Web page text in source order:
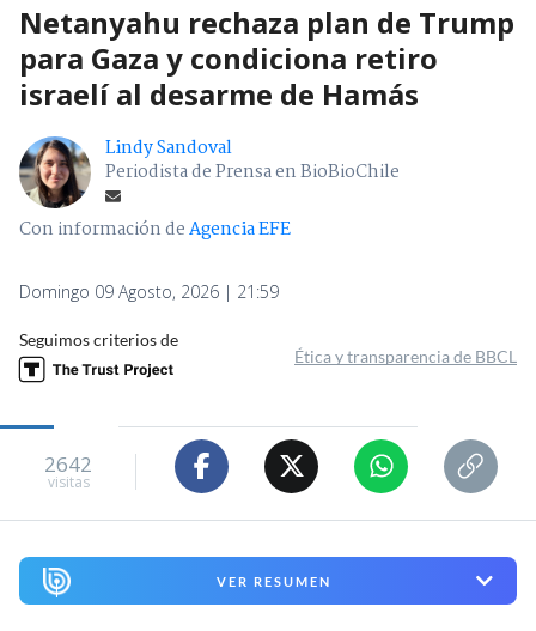
Netanyahu rechaza plan de Trump
para Gaza y condiciona retiro
israelí al desarme de Hamás
Lindy Sandoval
Periodista de Prensa en BioBioChile
Con información deAgencia EFE
Domingo 09 Agosto, 2026 | 21:59
Seguimos criterios de
Ética y transparencia de BBCL
2642
visitas
VER RESUMEN